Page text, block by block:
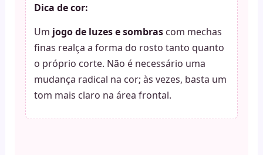
Dica de cor:
Um jogo de luzes e sombras com mechas
finas realça a forma do rosto tanto quanto
o próprio corte. Não é necessário uma
mudança radical na cor; às vezes, basta um
tom mais claro na área frontal.